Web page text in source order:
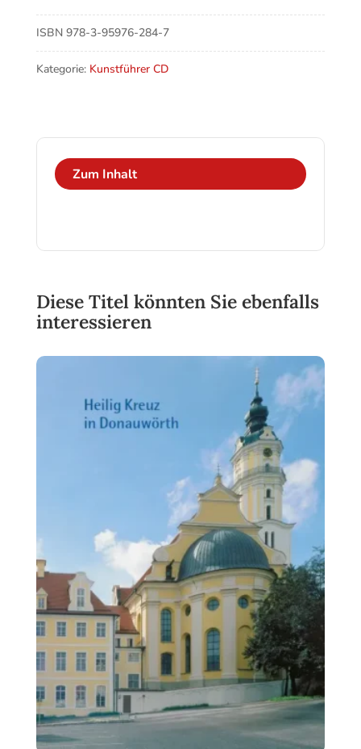
Mariä
Himmelfahrt
–
Betrachtungen
ISBN 978-3-95976-284-7
Kategorie: Kunstführer CD
Zum Inhalt
Diese Titel könnten Sie ebenfalls
interessieren